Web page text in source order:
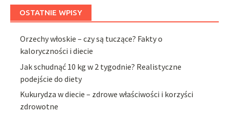
OSTATNIE WPISY
Orzechy włoskie – czy są tuczące? Fakty o
kaloryczności i diecie
Jak schudnąć 10 kg w 2 tygodnie? Realistyczne
podejście do diety
Kukurydza w diecie – zdrowe właściwości i korzyści
zdrowotne